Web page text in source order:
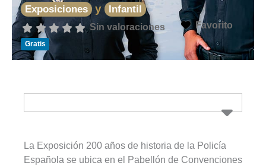
Exposiciones y Infantil
Sin valoraciones Favorito
Gratis
La Exposición 200 años de historia de la Policía
Española se ubica en el Pabellón de Convenciones